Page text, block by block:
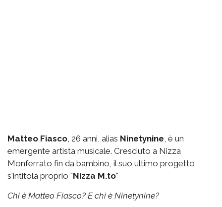
Matteo Fiasco, 26 anni, alias Ninetynine, è un
emergente artista musicale. Cresciuto a Nizza
Monferrato fin da bambino, il suo ultimo progetto
s'intitola proprio "Nizza M.to"
Chi è Matteo Fiasco? E chi è Ninetynine?